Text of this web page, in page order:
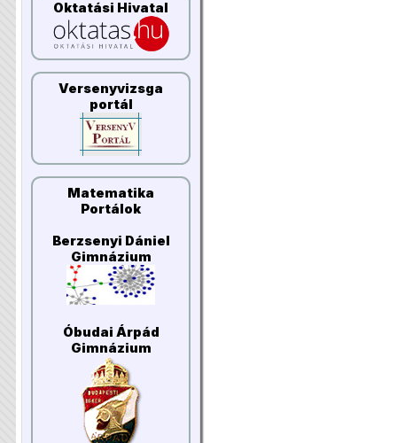
Oktatási Hivatal
Versenyvizsga
portál
Matematika
Portálok
Berzsenyi Dániel
Gimnázium
Óbudai Árpád
Gimnázium